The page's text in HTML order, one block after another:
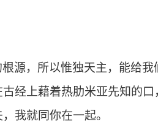
源，所以惟独天主，能给我
经上藉着热肋米亚先知的口
我就同你在一起。